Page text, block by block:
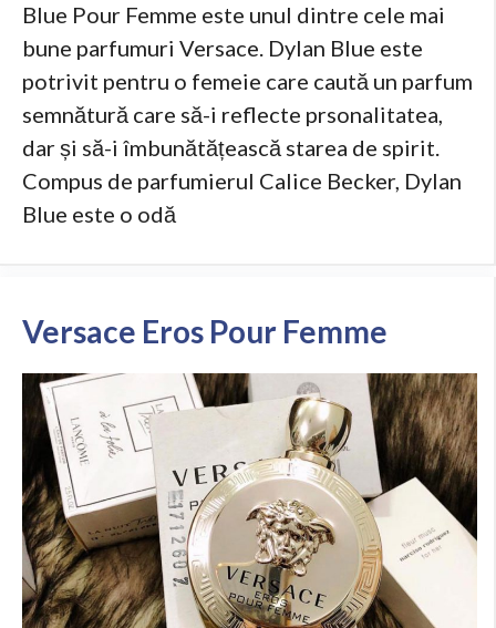
Blue Pour Femme este unul dintre cele mai
bune parfumuri Versace. Dylan Blue este
potrivit pentru o femeie care caută un parfum
semnătură care să-i reflecte prsonalitatea,
dar și să-i îmbunătățească starea de spirit.
Compus de parfumierul Calice Becker, Dylan
Blue este o odă
Versace Eros Pour Femme